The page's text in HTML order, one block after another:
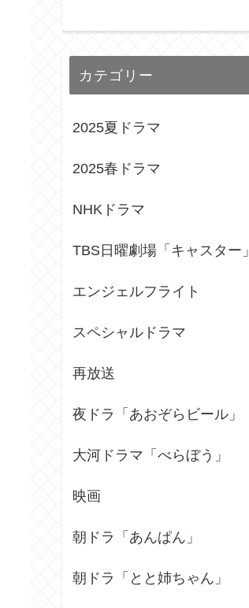
カテゴリー
2025夏ドラマ
2025春ドラマ
NHKドラマ
TBS日曜劇場「キャスター」
エンジェルフライト
スペシャルドラマ
再放送
夜ドラ「あおぞらビール」
大河ドラマ「べらぼう」
映画
朝ドラ「あんぱん」
朝ドラ「とと姉ちゃん」